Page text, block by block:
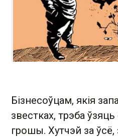
Бізнесоўцам, якія
звестках, трэба ўзяць
грошы. Хутчэй за